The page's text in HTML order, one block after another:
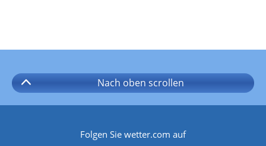
Nach oben scrollen
Folgen Sie wetter.com auf